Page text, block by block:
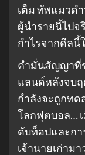
เต็ม ทัพแมวด
ผู้นำรายนี้ไปจ
กำไรจากดีลนี้
คำมั่นสัญญาที่
แลนด์หลังจบฤ
กำลังจะถูกทด
โลกฟุตบอล…
ดับท็อปและกา
เจ้านายเก่าม